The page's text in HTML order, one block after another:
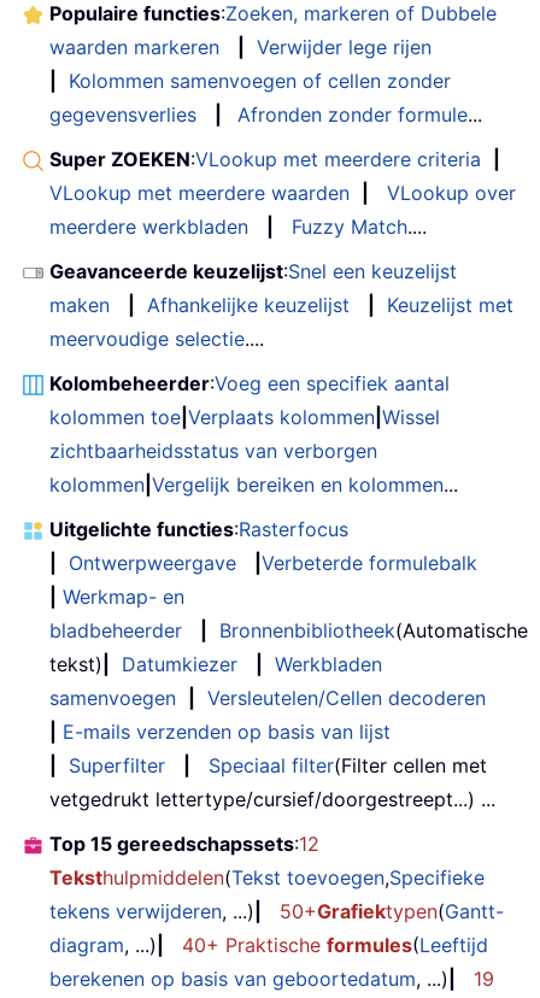
Populaire functies:Zoeken, markeren of Dubbele
waarden markeren
Verwijder lege rijen
Kolommen samenvoegen of cellen zonder
gegevensverlies
Afronden zonder formule...
Super ZOEKEN:VLookup met meerdere criteria
VLookup met meerdere waarden
VLookup over
meerdere werkbladen
Fuzzy Match....
Geavanceerde keuzelijst:Snel een keuzelijst
maken
Afhankelijke keuzelijst
Keuzelijst met
meervoudige selectie....
Kolombeheerder:Voeg een specifiek aantal
kolommen toe Verplaats kolommen Wissel
zichtbaarheidsstatus van verborgen
kolommen Vergelijk bereiken en kolommen...
Uitgelichte functies:Rasterfocus
Ontwerpweergave
Verbeterde formulebalk
Werkmap- en
bladbeheerder
Bronnenbibliotheek(Automatische
tekst)
Datumkiezer
Werkbladen
samenvoegen
Versleutelen/Cellen decoderen
E-mails verzenden op basis van lijst
Superfilter Speciaal filter(Filter cellen met
vetgedrukt lettertype/cursief/doorgestreept...) ...
Top 15 gereedschapssets:12
Teksthulpmiddelen(Tekst toevoegen,Specifieke
tekens verwijderen, ...) 50+Grafiektypen(Gantt-
diagram, ...) 40+ Praktische formules(Leeftijd
berekenen op basis van geboortedatum, ...)
19